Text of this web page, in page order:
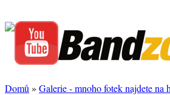
Domů » Galerie - mnoho fotek najdete